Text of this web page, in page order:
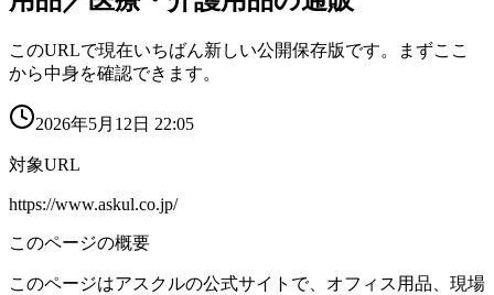
このURLで現在いちばん新しい公開保存版です。まずここ
から中身を確認できます。
2026年5月12日 22:05
対象URL
https://www.askul.co.jp/
このページの概要
このページはアスクルの公式サイトで、オフィス用品、現場